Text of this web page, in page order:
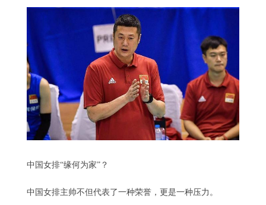
中国女排“缘何为家”？
中国女排主帅不但代表了一种荣誉，更是一种压力。